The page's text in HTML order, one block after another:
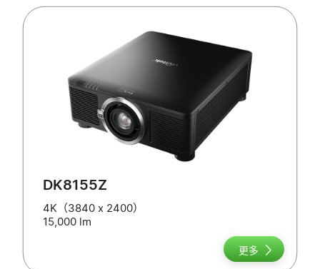
DK8155Z
4K（3840 x 2400）
15,000 lm
更多